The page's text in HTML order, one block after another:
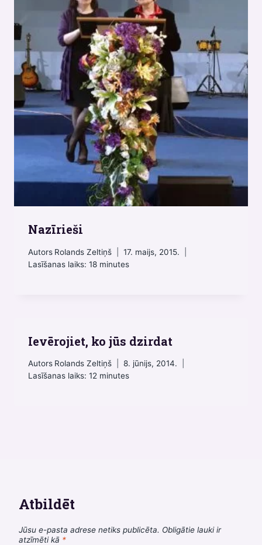
Nazīrieši
Autors Rolands Zeltiņš
17. maijs, 2015.
Lasīšanas laiks: 18 minutes
Ievērojiet, ko jūs dzirdat
Autors Rolands Zeltiņš
8. jūnijs, 2014.
Lasīšanas laiks: 12 minutes
Atbildēt
Jūsu e-pasta adrese netiks publicēta. Obligātie lauki ir
atzīmēti kā *